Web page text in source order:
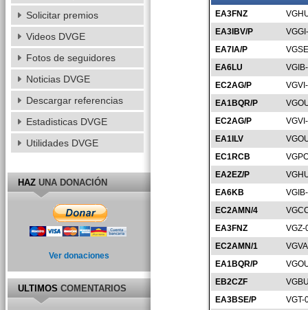
EA3FNZ
EA3IBV/P
EA7IA/P
EA6LU
EC2AG/P
EA1BQR/P
EC2AG/P
EA1ILV
EC1RCB
EA2EZ/P
EA6KB
EC2AMN/4
EA3FNZ
VGZ-
EC2AMN/1
EA1BQR/P
EB2CZF
EA3BSE/P
VGT-
Solicitar premios
Videos DVGE
Fotos de seguidores
Noticias DVGE
Descargar referencias
Estadisticas DVGE
Utilidades DVGE
HAZUNA DONACIÓN
Ver donaciones
ULTIMOSCOMENTARIOS